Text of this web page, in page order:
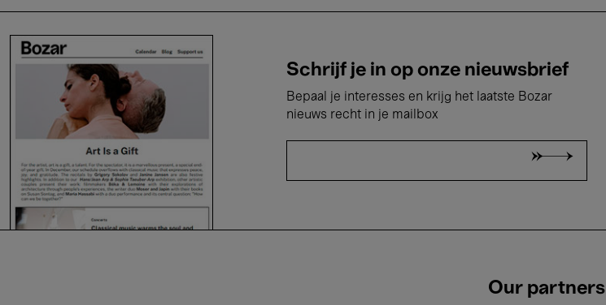
Schrijf je in op onze nieuwsbrief
Bepaal je interesses en krijg het laatste Bozar
nieuws recht in je mailbox
Our partners